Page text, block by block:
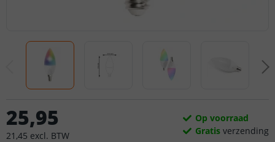
25,95
21 ,45 excl. BTW
Op voorraad
Gratis verzending